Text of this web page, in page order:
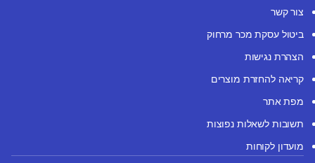
צור קשר
ביטול עסקת מכר מרחוק
הצהרת נגישות
קריאה להחזרת מוצרים
מפת אתר
תשובות לשאלות נפוצות
מועדון לקוחות